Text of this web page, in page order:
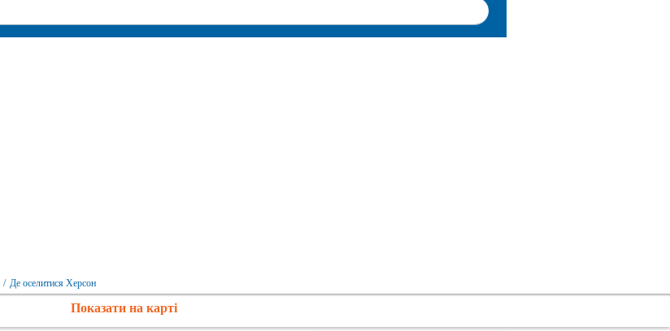
/ Де оселитися Херсон
Показати на карті